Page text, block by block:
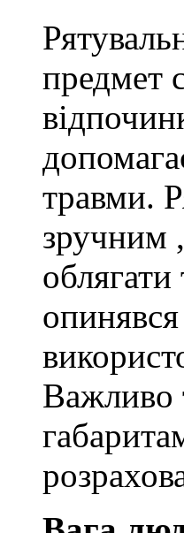
предмет
травми.
зручним ,
облягати
Важливо